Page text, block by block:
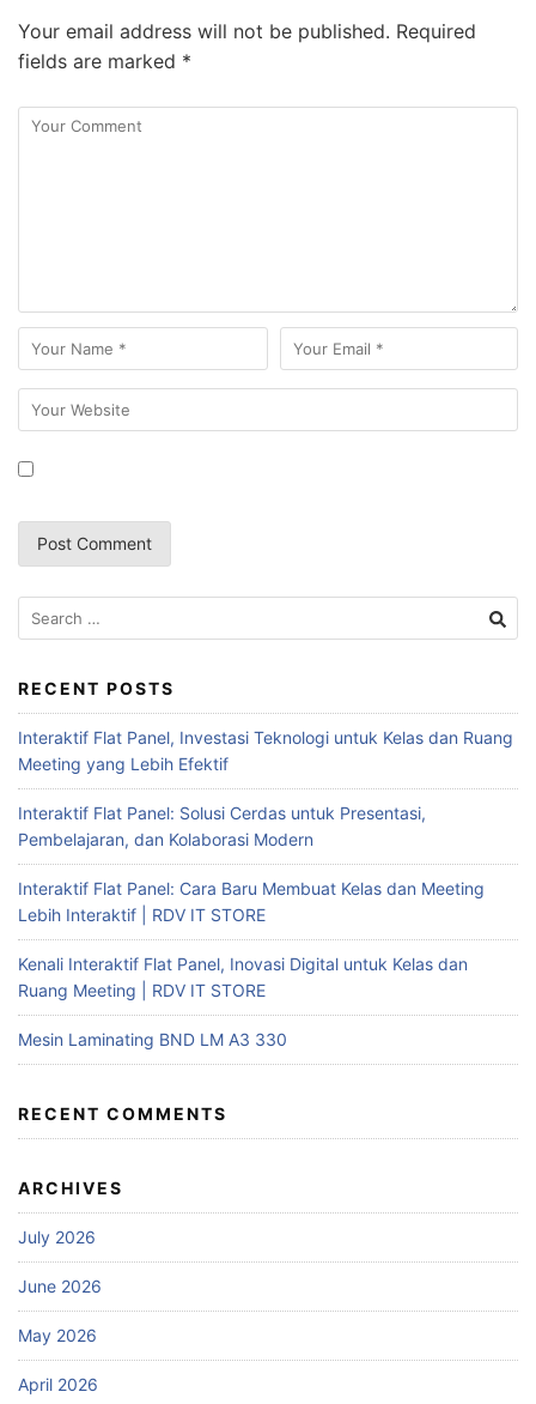
Your email address will not be published. Required
fields are marked *
RECENT POSTS
Interaktif Flat Panel, Investasi Teknologi untuk Kelas dan Ruang
Meeting yang Lebih Efektif
Interaktif Flat Panel: Solusi Cerdas untuk Presentasi,
Pembelajaran, dan Kolaborasi Modern
Interaktif Flat Panel: Cara Baru Membuat Kelas dan Meeting
Lebih Interaktif | RDV IT STORE
Kenali Interaktif Flat Panel, Inovasi Digital untuk Kelas dan
Ruang Meeting | RDV IT STORE
Mesin Laminating BND LM A3 330
RECENT COMMENTS
ARCHIVES
July 2026
June 2026
May 2026
April 2026